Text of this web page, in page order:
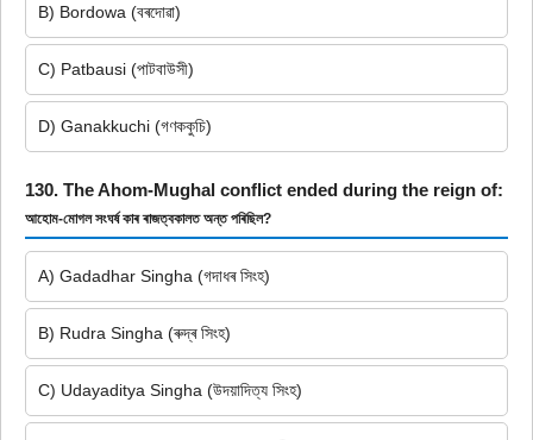
B) Bordowa (বৰদোৱা)
C) Patbausi (পাটবাউসী)
D) Ganakkuchi (গণককুচি)
130. The Ahom-Mughal conflict ended during the reign of:
আহোম-মোগল সংঘৰ্ষ কাৰ ৰাজত্বকালত অন্ত পৰিছিল?
A) Gadadhar Singha (গদাধৰ সিংহ)
B) Rudra Singha (ৰুদ্ৰ সিংহ)
C) Udayaditya Singha (উদয়াদিত্য সিংহ)